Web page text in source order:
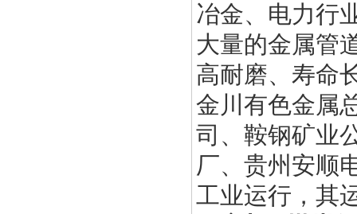
冶金、电力行
大量的金属管
高耐磨、寿命
金川有色金属
司、鞍钢矿业
厂、贵州安顺
工业运行，其